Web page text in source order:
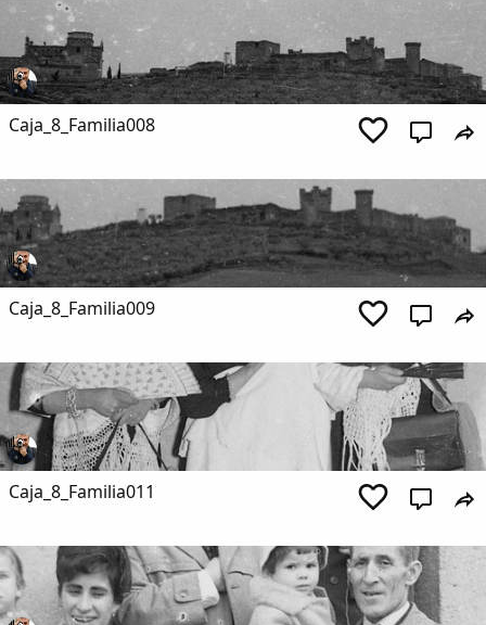
Caja_8_Familia008
Caja_8_Familia009
Caja_8_Familia011